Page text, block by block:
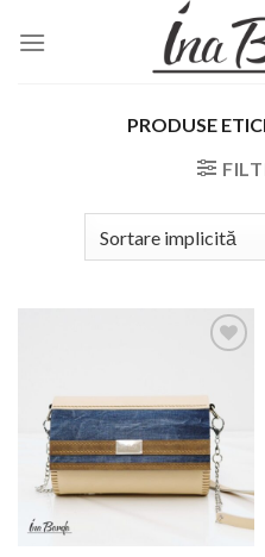
PRODUSE
Add to
wishlist